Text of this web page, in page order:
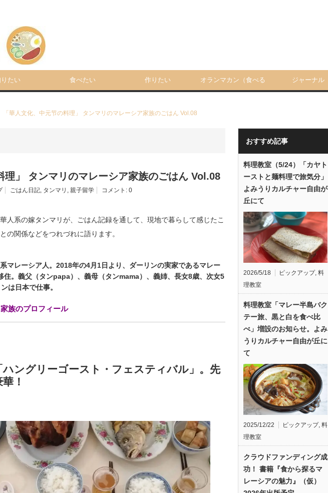
たい 食べたい 作りたい オランマカン（食べる ジャーナル
「華人文化、中元节の料理」 タンマリのマレーシア家族のごはん Vol.08
理」 タンマリのマレーシア家族のごはん Vol.08
ごはん日記, タンマリ , 親子留学 コメント: 0
人系の嫁タンマリが、ごはん記録を通して、現地で暮らして感じたこ
の関係などをつれづれに語ります。
マレーシア人。2018年の4月1日より、ダーリンの実家であるマレー
住。義父（タンpapa）、義母（タンmama）、義姉、長女8歳、次女5
は日本で仕事。
族のプロフィール
ハングリーゴースト・フェスティバル」。先
！
おすすめ記事
料理教室（5/24）「カヤト
ーストと麺料理で旅気分」
よみうりカルチャー自由が
丘にて
2026/5/18 ピックアップ, 料
理教室
料理教室「マレー半島バク
テー旅、黒と白を食べ比
べ」増設のお知らせ。よみ
うりカルチャー自由が丘に
て
2025/12/22 ピックアップ, 料
理教室
クラウドファンディング成
功！ 書籍『食から探るマ
レーシアの魅力』（仮）